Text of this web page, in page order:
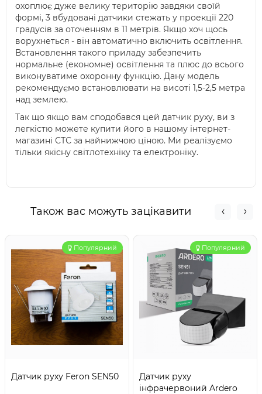
охоплює дуже велику територію завдяки своїй
формі, 3 вбудовані датчики стежать у проекції 220
градусів за оточенням в 11 метрів. Якщо хоч щось
ворухнеться - він автоматично включить освітлення.
Встановлення такого приладу забезпечить
нормальне (економне) освітлення та плюс до всього
виконуватиме охоронну функцію. Дану модель
рекомендуємо встановлювати на висоті 1,5-2,5 метра
над землею.
Так що якщо вам сподобався цей датчик руху, ви з
легкістю можете купити його в нашому інтернет-
магазині СТС за найнижчою ціною. Ми реалізуємо
тільки якісну світлотехніку та електроніку.
Також вас можуть зацікавити
Популярний
Датчик руху Feron SEN50
Популярний
Датчик руху
інфрачервоний Ardero